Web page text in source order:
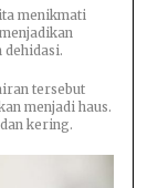
menikmati
dehidasi.
tersebut
menjadi haus.
kering.